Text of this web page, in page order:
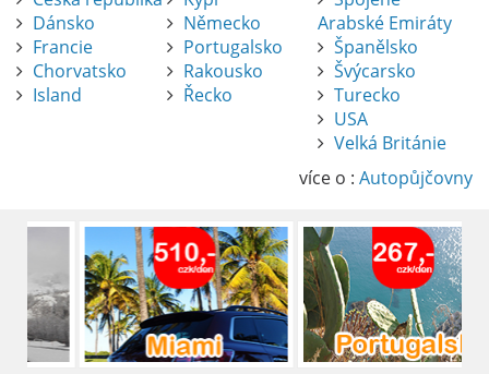
Dánsko
Francie
Chorvatsko
Island
Německo
Portugalsko
Rakousko
Řecko
Arabské Emiráty
Španělsko
Švýcarsko
Turecko
USA
Velká Británie
více o : Autopůjčovny
Pronájem auta na letišti Alicante
Půjčení auta na letišti v Alicante je výborný
způsob, jak pohodlně objevovat město i jeho
brána do regionu Costa Blanca, se nachází
přibližně 9 km od centra Alicante.
číst :celý článek
Pronájem auta na letišti Lefkada: Kompletní
průvodce